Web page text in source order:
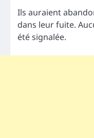
Ils auraient
dans leur fuite.
été signalée.